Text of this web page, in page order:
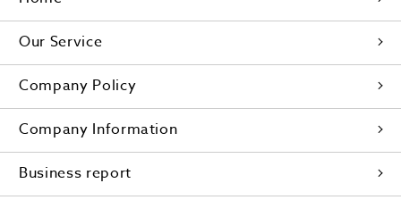
Our Service
Company Policy
Company Information
Business report